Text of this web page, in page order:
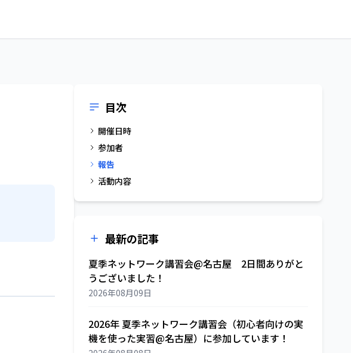
目次
開催日時
参加者
報告
活動内容
最新の記事
夏季ネットワーク講習会@名古屋 2日間ありがと
うございました！
2026年08月09日
2026年 夏季ネットワーク講習会（初心者向けの実
機を使った実習@名古屋）に参加しています！